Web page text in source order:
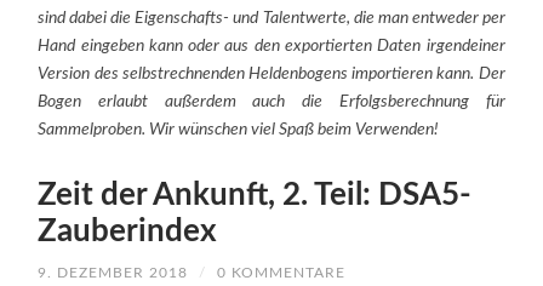
sind dabei die Eigenschafts- und Talentwerte, die man entweder per
Hand eingeben kann oder aus den exportierten Daten irgendeiner
Version des selbstrechnenden Heldenbogens importieren kann. Der
Bogen erlaubt außerdem auch die Erfolgsberechnung für
Sammelproben. Wir wünschen viel Spaß beim Verwenden!
Zeit der Ankunft, 2. Teil: DSA5-
Zauberindex
9. DEZEMBER 2018 / 0 KOMMENTARE